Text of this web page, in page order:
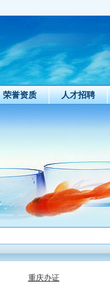
荣誉资质 人才招聘
重庆办证